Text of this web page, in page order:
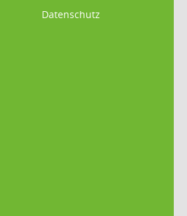
Datenschutz